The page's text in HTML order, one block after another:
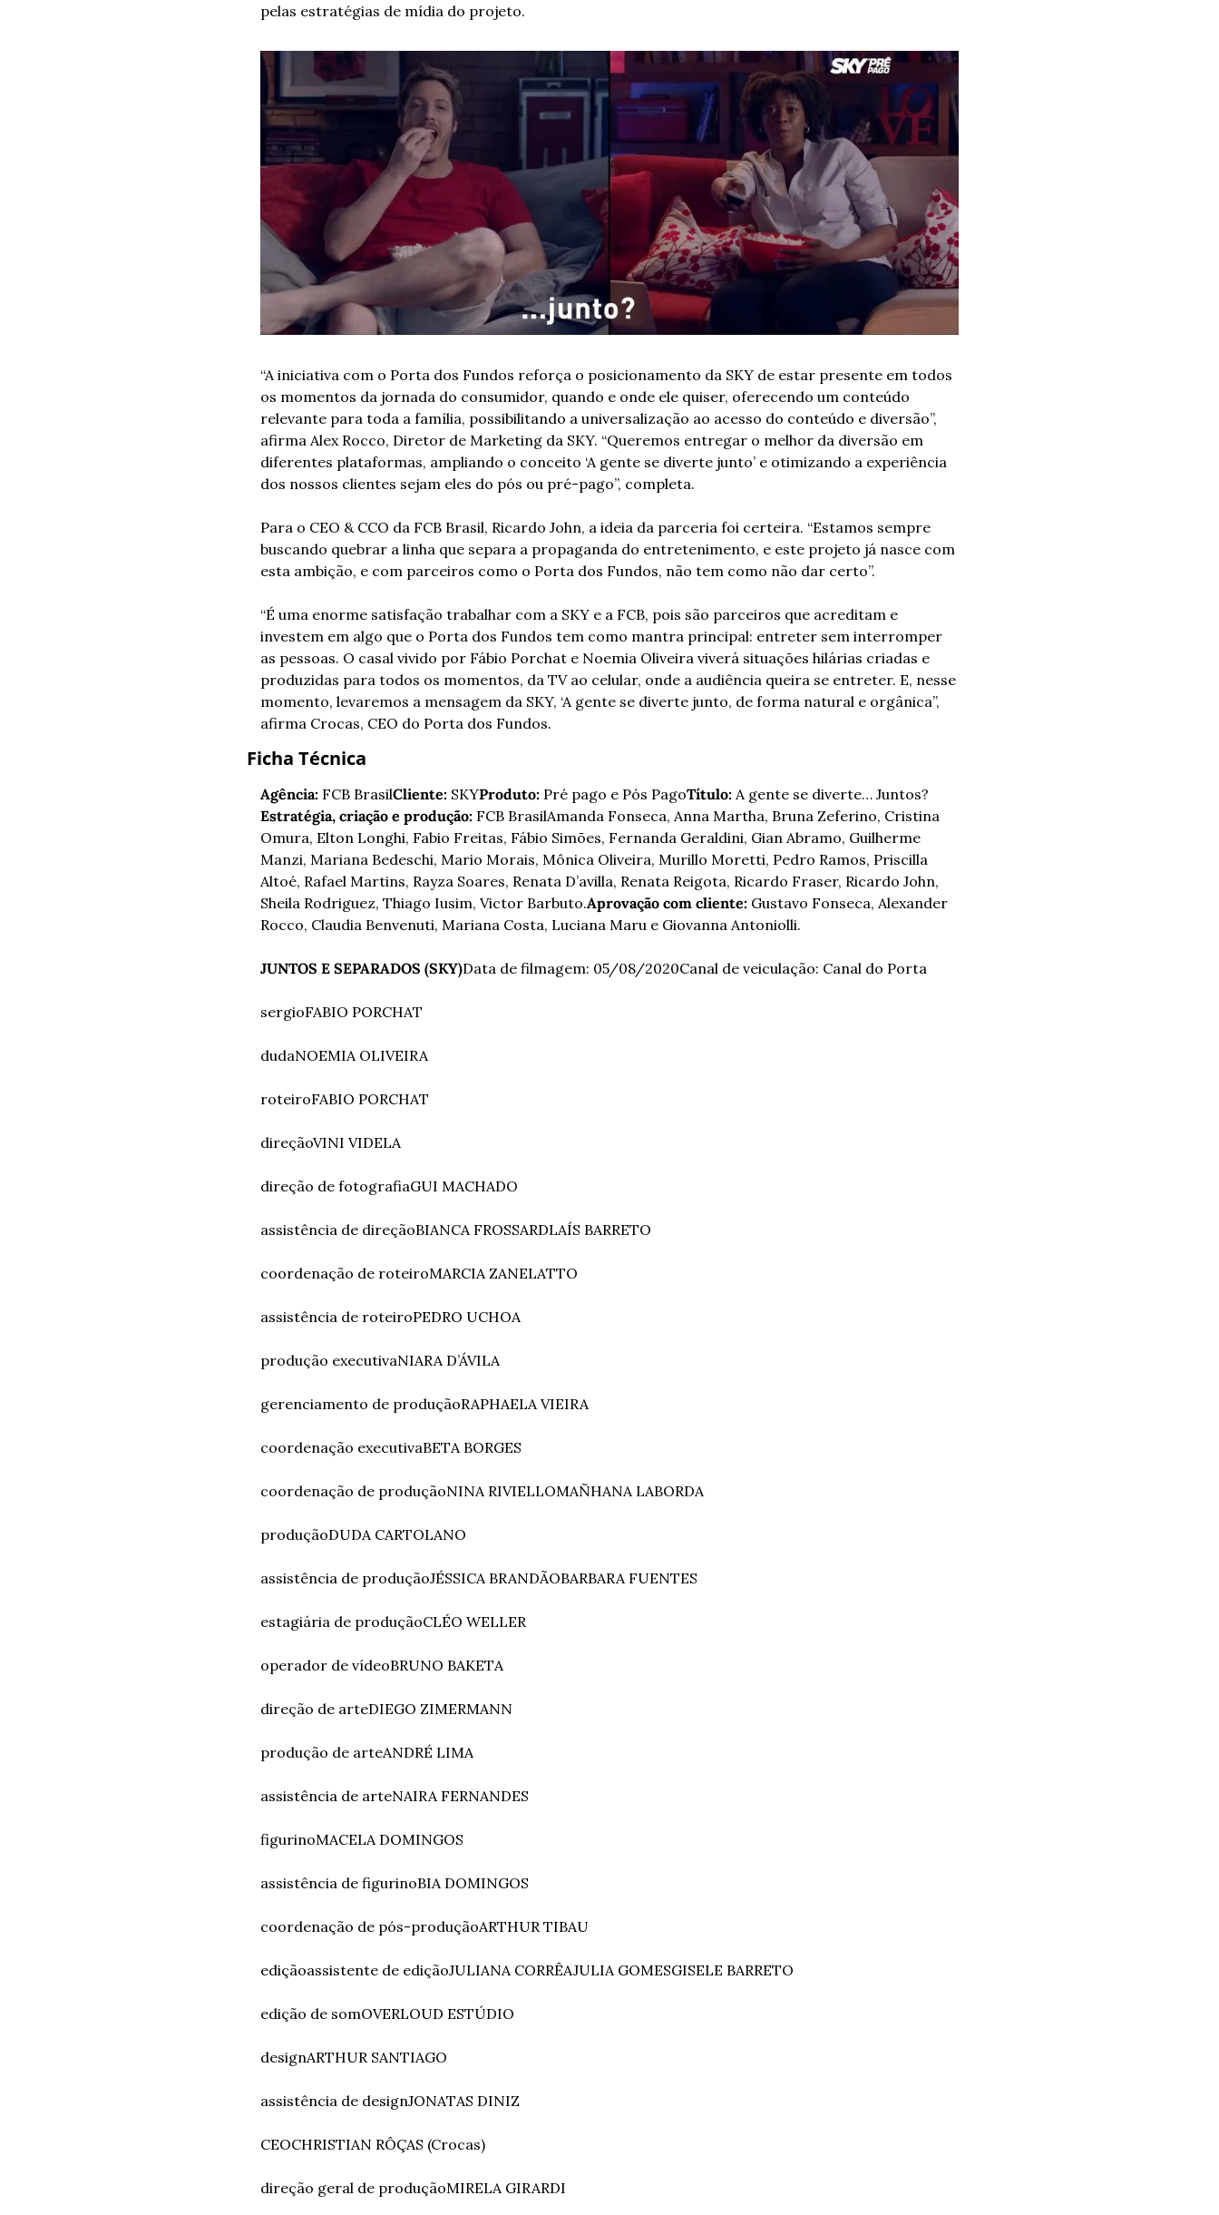
pelas estratégias de mídia do projeto.
“A iniciativa com o Porta dos Fundos reforça o posicionamento da SKY de estar presente em todos
os momentos da jornada do consumidor, quando e onde ele quiser, oferecendo um conteúdo
relevante para toda a família, possibilitando a universalização ao acesso do conteúdo e diversão”,
afirma Alex Rocco, Diretor de Marketing da SKY. “Queremos entregar o melhor da diversão em
diferentes plataformas, ampliando o conceito ‘A gente se diverte junto’ e otimizando a experiência
dos nossos clientes sejam eles do pós ou pré-pago”, completa.
Para o CEO & CCO da FCB Brasil, Ricardo John, a ideia da parceria foi certeira. “Estamos sempre
buscando quebrar a linha que separa a propaganda do entretenimento, e este projeto já nasce com
esta ambição, e com parceiros como o Porta dos Fundos, não tem como não dar certo”.
“É uma enorme satisfação trabalhar com a SKY e a FCB, pois são parceiros que acreditam e
investem em algo que o Porta dos Fundos tem como mantra principal: entreter sem interromper
as pessoas. O casal vivido por Fábio Porchat e Noemia Oliveira viverá situações hilárias criadas e
produzidas para todos os momentos, da TV ao celular, onde a audiência queira se entreter. E, nesse
momento, levaremos a mensagem da SKY, ‘A gente se diverte junto, de forma natural e orgânica”,
afirma Crocas, CEO do Porta dos Fundos.
Ficha Técnica
Agência: FCB BrasilCliente: SKYProduto: Pré pago e Pós PagoTítulo: A gente se diverte… Juntos?
Estratégia, criação e produção: FCB BrasilAmanda Fonseca, Anna Martha, Bruna Zeferino, Cristina
Omura, Elton Longhi, Fabio Freitas, Fábio Simões, Fernanda Geraldini, Gian Abramo, Guilherme
Manzi, Mariana Bedeschi, Mario Morais, Mônica Oliveira, Murillo Moretti, Pedro Ramos, Priscilla
Altoé, Rafael Martins, Rayza Soares, Renata D’avilla, Renata Reigota, Ricardo Fraser, Ricardo John,
Sheila Rodriguez, Thiago Iusim, Victor Barbuto.Aprovação com cliente: Gustavo Fonseca, Alexander
Rocco, Claudia Benvenuti, Mariana Costa, Luciana Maru e Giovanna Antoniolli.
JUNTOS E SEPARADOS (SKY)Data de filmagem: 05/08/2020Canal de veiculação: Canal do Porta
sergioFABIO PORCHAT
dudaNOEMIA OLIVEIRA
roteiroFABIO PORCHAT
direçãoVINI VIDELA
direção de fotografiaGUI MACHADO
assistência de direçãoBIANCA FROSSARDLAÍS BARRETO
coordenação de roteiroMARCIA ZANELATTO
assistência de roteiroPEDRO UCHOA
produção executivaNIARA D’ÁVILA
gerenciamento de produçãoRAPHAELA VIEIRA
coordenação executivaBETA BORGES
coordenação de produçãoNINA RIVIELLOMAÑHANA LABORDA
produçãoDUDA CARTOLANO
assistência de produçãoJÉSSICA BRANDÃOBARBARA FUENTES
estagiária de produçãoCLÉO WELLER
operador de vídeoBRUNO BAKETA
direção de arteDIEGO ZIMERMANN
produção de arteANDRÉ LIMA
assistência de arteNAIRA FERNANDES
figurinoMACELA DOMINGOS
assistência de figurinoBIA DOMINGOS
coordenação de pós-produçãoARTHUR TIBAU
ediçãoassistente de ediçãoJULIANA CORRÊAJULIA GOMESGISELE BARRETO
edição de somOVERLOUD ESTÚDIO
designARTHUR SANTIAGO
assistência de designJONATAS DINIZ
CEOCHRISTIAN RÔÇAS (Crocas)
direção geral de produçãoMIRELA GIRARDI